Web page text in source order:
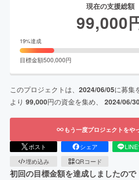
現在の支援総額
99,000
19%達成
目標金額500,000円
このプロジェクトは、 2024/06/05に募集
より 99,000円の資金を集め、 2024/06/
もう一度プロジェクトをや
ポスト シェア
埋め込み
QRコード
初回の目標金額を達成しましたの